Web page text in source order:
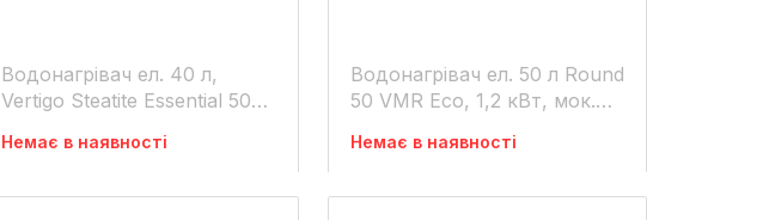
Водонагрівач ел. 40 л,
Vertigo Steatite Essential 50
сух. тен, Atlantic
Немає в наявності
Водонагрівач ел. 50 л Round
50 VMR Eco, 1,2 кВт, мок.
Немає в наявності